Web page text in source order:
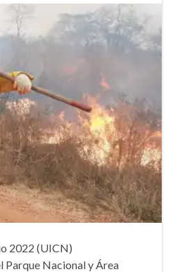
2022 (UICN)
Parque Nacional y Área